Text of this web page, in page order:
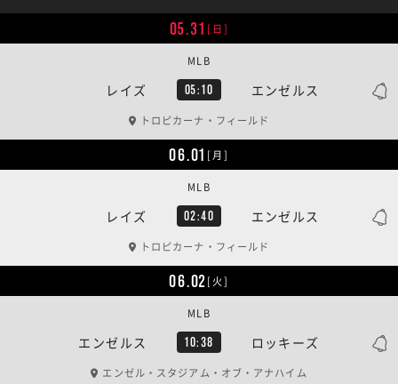
05.31 [日]
レイズ 05:10 エンゼルス
MLB
トロピカーナ・フィールド
06.01 [月]
レイズ 02:40 エンゼルス
MLB
トロピカーナ・フィールド
06.02[火]
エンゼルス 10:38 ロッキーズ
MLB
エンゼル・スタジアム・オブ・アナハイム